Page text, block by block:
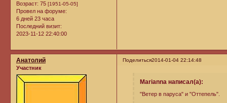
Возраст: 75 [1951-05-05]
Провел на форуме:
6 дней 23 часа
Последний визит:
2023-11-12 22:40:00
Поделиться2014-01-04 22:14:48
Анатолий
Участник
Marianna написал(а):
"Ветер в паруса" и "Оттепель".